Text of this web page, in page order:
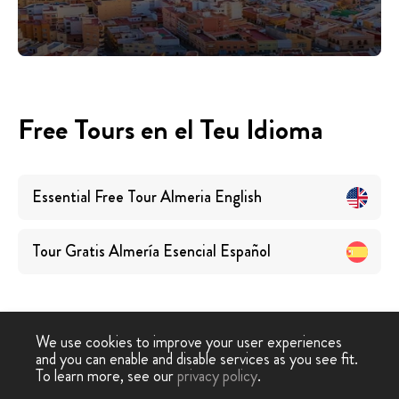
Free Tours en el Teu Idioma
Essential Free Tour Almeria English
Tour Gratis Almería Esencial Español
Free Walking
Tour - Free Tour
Almeria › Tour Essencial Gratuït
Almeria
We use cookies to improve your user experiences
and you can enable and disable services as you see fit.
To learn more, see ourprivacy policy.